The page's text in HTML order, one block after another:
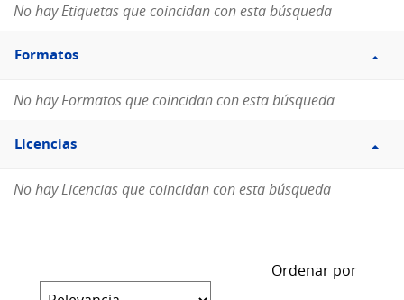
No hay Etiquetas que coincidan con esta búsqueda
Filtro
Formatos
Formatos
No hay Formatos que coincidan con esta búsqueda
Filtro
Licencias
Licencias
No hay Licencias que coincidan con esta búsqueda
Ordenar por